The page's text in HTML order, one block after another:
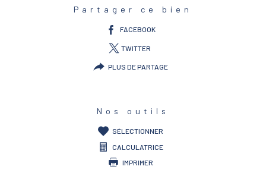
Partager ce bien
FACEBOOK
TWITTER
PLUS DE PARTAGE
Nos outils
SÉLECTIONNER
CALCULATRICE
IMPRIMER